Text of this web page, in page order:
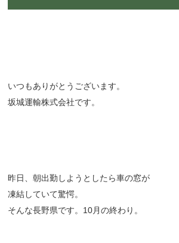
いつもありがとうございます。
坂城運輸株式会社です。
昨日、朝出勤しようとしたら車の窓が
凍結していて驚愕。
そんな長野県です。10月の終わり。